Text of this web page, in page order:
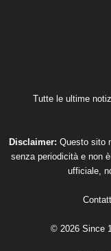
Tutte le ultime
Disclaimer: Questo sito
senza periodicità e non
ufficiale,
© 2026 Since